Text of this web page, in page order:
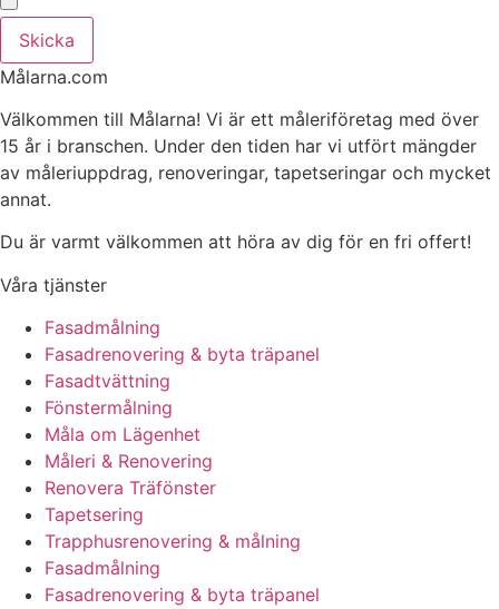
Skicka
Målarna.com
Välkommen till Målarna! Vi är ett måleriföretag med över
15 år i branschen. Under den tiden har vi utfört mängder
av måleriuppdrag, renoveringar, tapetseringar och mycket
annat.
Du är varmt välkommen att höra av dig för en fri offert!
Våra tjänster
Fasadmålning
Fasadrenovering & byta träpanel
Fasadtvättning
Fönstermålning
Måla om Lägenhet
Måleri & Renovering
Renovera Träfönster
Tapetsering
Trapphusrenovering & målning
Fasadmålning
Fasadrenovering & byta träpanel